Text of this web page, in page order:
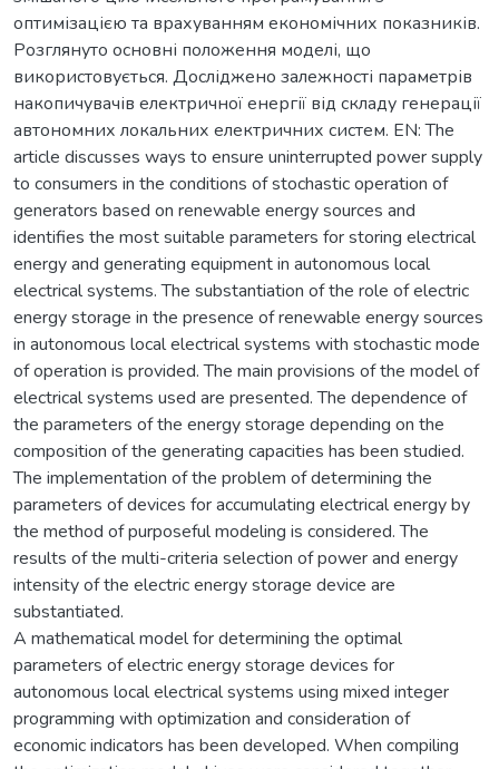
оптимізацією та врахуванням економічних показників.
Розглянуто основні положення моделі, що
використовується. Досліджено залежності параметрів
накопичувачів електричної енергії від складу генерації
автономних локальних електричних систем. EN: The
article discusses ways to ensure uninterrupted power supply
to consumers in the conditions of stochastic operation of
generators based on renewable energy sources and
identifies the most suitable parameters for storing electrical
energy and generating equipment in autonomous local
electrical systems. The substantiation of the role of electric
energy storage in the presence of renewable energy sources
in autonomous local electrical systems with stochastic mode
of operation is provided. The main provisions of the model of
electrical systems used are presented. The dependence of
the parameters of the energy storage depending on the
composition of the generating capacities has been studied.
The implementation of the problem of determining the
parameters of devices for accumulating electrical energy by
the method of purposeful modeling is considered. The
results of the multi-criteria selection of power and energy
intensity of the electric energy storage device are
substantiated.
A mathematical model for determining the optimal
parameters of electric energy storage devices for
autonomous local electrical systems using mixed integer
programming with optimization and consideration of
economic indicators has been developed. When compiling